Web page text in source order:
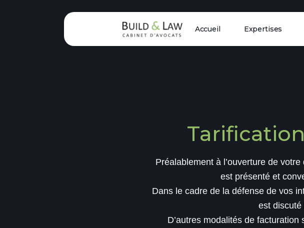
Accueil Expertises
Préalablement à l’ouverture de
est présenté et
Dans le cadre de la défense de vos
est discuté
D’autres modalités de